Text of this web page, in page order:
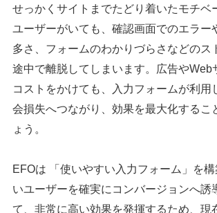
せっかくサイトまでたどり着いたモチベ
ユーザーがいても、確認画面でのエラー
多さ、フォームのわかりづらさなどのス
途中で離脱してしまいます。広告やWeb
コストをかけても、入力フォームが利用
会損失へつながり、効果を最大化するこ
ょう。
EFOは 「使いやすい入力フォーム」を
いユーザーを確実にコンバージョンへ誘
て、非常に高い効果を発揮するため、現